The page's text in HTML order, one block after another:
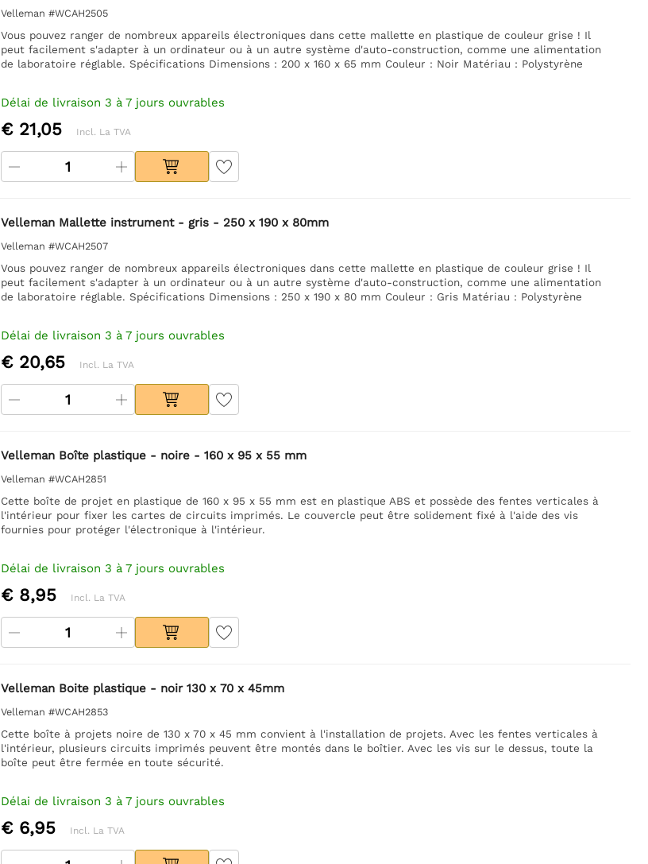
Velleman #WCAH2505
Vous pouvez ranger de nombreux appareils électroniques dans cette mallette en plastique de couleur grise ! Il
peut facilement s'adapter à un ordinateur ou à un autre système d'auto-construction, comme une alimentation
de laboratoire réglable. Spécifications Dimensions : 200 x 160 x 65 mm Couleur : Noir Matériau : Polystyrène
Délai de livraison 3 à 7 jours ouvrables
€ 21,05 Incl. La TVA
Velleman Mallette instrument - gris - 250 x 190 x 80mm
Velleman #WCAH2507
Vous pouvez ranger de nombreux appareils électroniques dans cette mallette en plastique de couleur grise ! Il
peut facilement s'adapter à un ordinateur ou à un autre système d'auto-construction, comme une alimentation
de laboratoire réglable. Spécifications Dimensions : 250 x 190 x 80 mm Couleur : Gris Matériau : Polystyrène
Délai de livraison 3 à 7 jours ouvrables
€ 20,65 Incl. La TVA
Velleman Boîte plastique - noire - 160 x 95 x 55 mm
Velleman #WCAH2851
Cette boîte de projet en plastique de 160 x 95 x 55 mm est en plastique ABS et possède des fentes verticales à
l'intérieur pour fixer les cartes de circuits imprimés. Le couvercle peut être solidement fixé à l'aide des vis
fournies pour protéger l'électronique à l'intérieur.
Délai de livraison 3 à 7 jours ouvrables
€ 8,95 Incl. La TVA
Velleman Boite plastique - noir 130 x 70 x 45mm
Velleman #WCAH2853
Cette boîte à projets noire de 130 x 70 x 45 mm convient à l'installation de projets. Avec les fentes verticales à
l'intérieur, plusieurs circuits imprimés peuvent être montés dans le boîtier. Avec les vis sur le dessus, toute la
boîte peut être fermée en toute sécurité.
Délai de livraison 3 à 7 jours ouvrables
€ 6,95 Incl. La TVA